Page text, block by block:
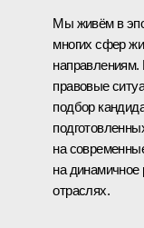
Мы живём в
многих сфер
направлениям.
правовые
подбор
на
на динамичное
отраслях.